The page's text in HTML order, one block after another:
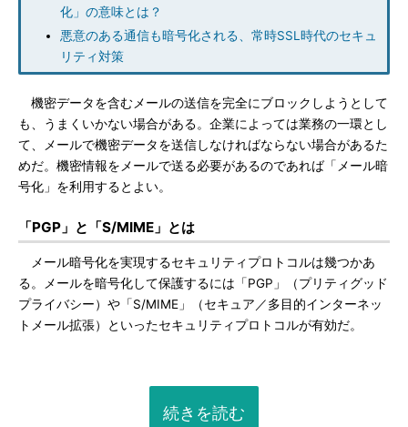
化」の意味とは？
悪意のある通信も暗号化される、常時SSL時代のセキュ
リティ対策
機密データを含むメールの送信を完全にブロックしようとして
も、うまくいかない場合がある。企業によっては業務の一環とし
て、メールで機密データを送信しなければならない場合があるた
めだ。機密情報をメールで送る必要があるのであれば「メール暗
号化」を利用するとよい。
「PGP」と「S/MIME」とは
メール暗号化を実現するセキュリティプロトコルは幾つかあ
る。メールを暗号化して保護するには「PGP」（プリティグッド
プライバシー）や「S/MIME」（セキュア／多目的インターネッ
トメール拡張）といったセキュリティプロトコルが有効だ。
続きを読む